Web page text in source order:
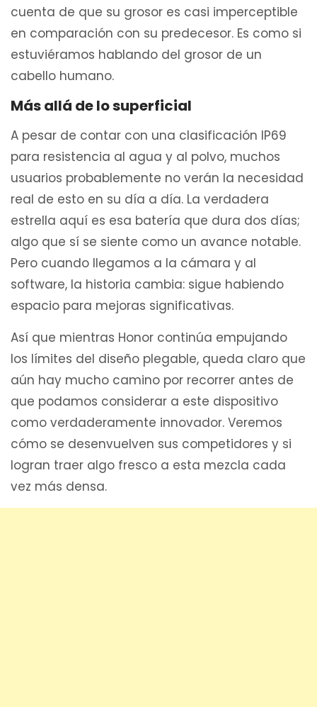
cuenta de que su grosor es casi imperceptible
en comparación con su predecesor. Es como si
estuviéramos hablando del grosor de un
cabello humano.
Más allá de lo superficial
A pesar de contar con una clasificación IP69
para resistencia al agua y al polvo, muchos
usuarios probablemente no verán la necesidad
real de esto en su día a día. La verdadera
estrella aquí es esa batería que dura dos días;
algo que sí se siente como un avance notable.
Pero cuando llegamos a la cámara y al
software, la historia cambia: sigue habiendo
espacio para mejoras significativas.
Así que mientras Honor continúa empujando
los límites del diseño plegable, queda claro que
aún hay mucho camino por recorrer antes de
que podamos considerar a este dispositivo
como verdaderamente innovador. Veremos
cómo se desenvuelven sus competidores y si
logran traer algo fresco a esta mezcla cada
vez más densa.